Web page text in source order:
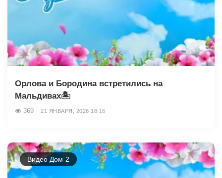
Орлова и Бородина встретились на
Мальдивах🏝
369 21 ЯНВАРЯ, 2026 18:16
Видео Дом-2